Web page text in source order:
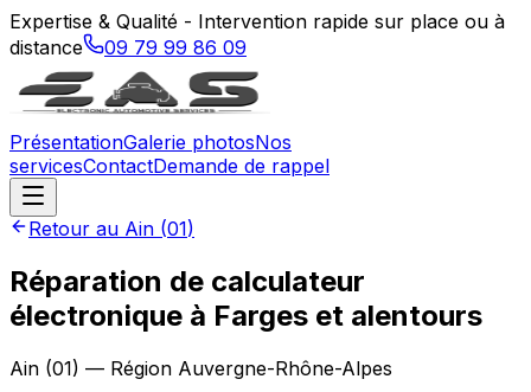
Expertise & Qualité - Intervention rapide sur place ou à
distance
09 79 99 86 09
PrésentationGalerie photosNos
servicesContactDemande de rappel
Retour au Ain (01)
Réparation de calculateur
électronique à Farges et alentours
Ain (01) — Région Auvergne-Rhône-Alpes